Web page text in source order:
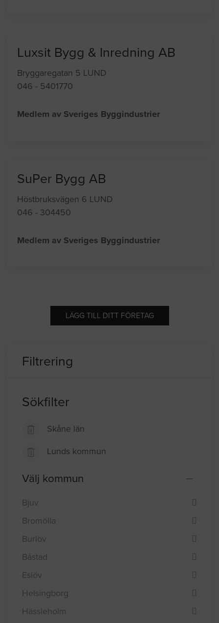
Luxsit Bygg & Inredning AB
Bryggaregatan 5 LUND
046 - 5401770
Medlem av Sveriges Byggindustrier
SuPer Bygg AB
Höstbruksvägen 6 LUND
046 - 304450
Medlem av Sveriges Byggindustrier
LÄGG TILL DITT FÖRETAG
Filtrering
Sökfilter
Skåne län
Lunds kommun
Välj kommun
Bjuv
Bromölla
Burlöv
Båstad
Eslöv
Helsingborg
Hässleholm